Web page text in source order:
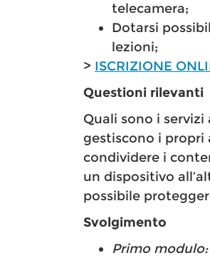
telecamera;
Dotarsi
lezioni;
> ISCRIZIONE
Questioni rilevanti
Quali sono i servizi
gestiscono i propri
condividere i
un dispositivo
possibile
Svolgimento
Primo